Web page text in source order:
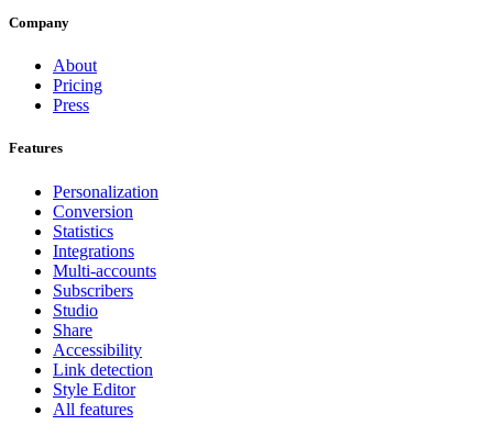
Company
About
Pricing
Press
Features
Personalization
Conversion
Statistics
Integrations
Multi-accounts
Subscribers
Studio
Share
Accessibility
Link detection
Style Editor
All features